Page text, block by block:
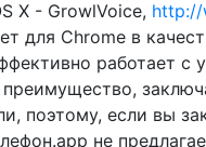
X - GrowlVoice, http://
для Chrome в
работает с
поэтому, если вы
не